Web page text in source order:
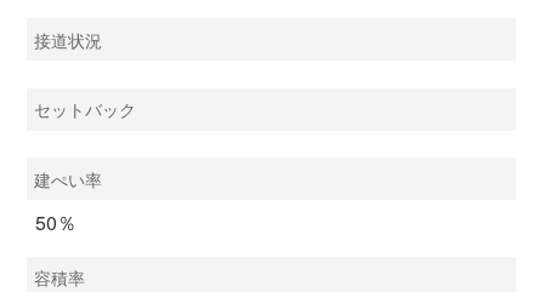
接道状況
セットバック
建ぺい率
50％
容積率